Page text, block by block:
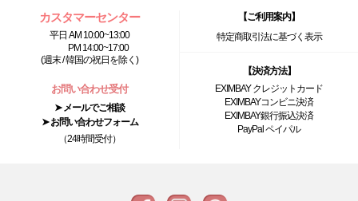
カスタマーセンター
平日 AM 10:00~13:00
PM 14:00~17:00
(週末 / 韓国の祝日を除く)
お問い合わせ受付
➤ メールでご相談
➤ お問い合わせフォーム
（24時間受付）
【ご利用案内】
特定商取引法に基づく表示
【決済方法】
EXIMBAY クレジットカード
EXIMBAYコンビニ決済
EXIMBAY銀行振込決済
PayPal ペイパル